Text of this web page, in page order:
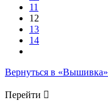
11
12
13
14
Вернуться в «Вышивка»
Перейти